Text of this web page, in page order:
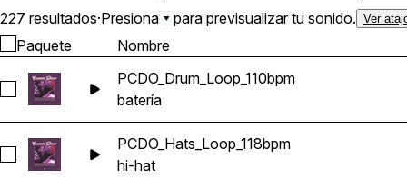
227 resultados·Presiona para previsualizar tu sonido. Ver
Paquete Nombre
Seleccionar PCDO_Drum_Loop_110bpm
PCDO_Drum_Loop_110bpm
batería
Seleccionar PCDO_Hats_Loop_118bpm
PCDO_Hats_Loop_118bpm
hi-hat